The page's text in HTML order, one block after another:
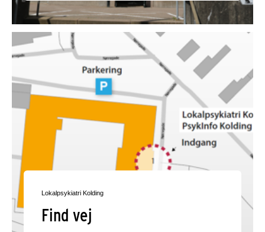
Lokalpsykiatri Kolding
Find vej